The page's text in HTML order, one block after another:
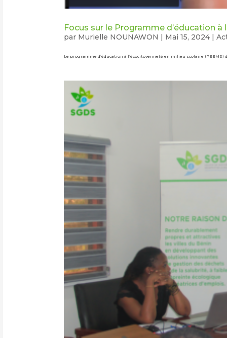
Focus sur le Programme d’éducation à
par Murielle NOUNAWON | Mai 15, 2024|
Le programme d’éducation à l’écocitoyenneté en milieu scolaire